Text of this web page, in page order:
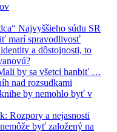
Najvyššieho súdu SR
marí spravodlivosť
a dôstojnosti, to
by sa všetci hanbiť …
nad rozsudkami
by nemohlo byť v
Rozpory a nejasnosti
byť založený na